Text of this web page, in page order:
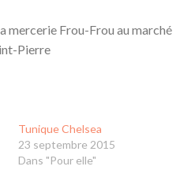
mercerie Frou-Frou au marché
Pierre
Tunique Chelsea
23 septembre 2015
Dans "Pour elle"